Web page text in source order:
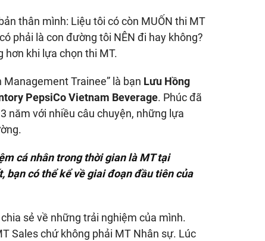
thân mình: Liệu tôi có còn MUỐN thi MT
phải là con đường tôi NÊN đi hay không?
hơn khi lựa chọn thi MT.
Trainee” là bạn Lưu Hồng
PepsiCo Vietnam Beverage. Phúc đã
năm với nhiều câu chuyện, những lựa
cá nhân trong thời gian là MT tại
bạn có thể kể về giai đoạn đầu tiên của
sẻ về những trải nghiệm của mình.
Sales chứ không phải MT Nhân sự. Lúc